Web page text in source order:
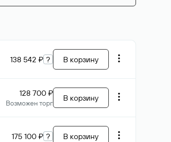
138 542 ₽ ? В корзину
128 700 ₽
Возможен торг
В корзину
175 100 ₽ ? В корзину